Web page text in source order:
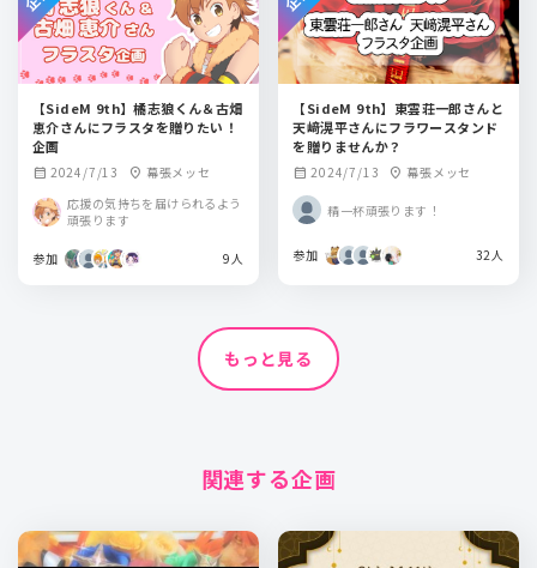
【SideM 9th】橘志狼くん＆古畑
恵介さんにフラスタを贈りたい！
企画
calendar_month 2024/7/13 location_on 幕張メッセ
応援の気持ちを届けられるよう
頑張ります
参加 9人
【SideM 9th】東雲荘一郎さんと
天﨑滉平さんにフラワースタンド
を贈りませんか？
calendar_month 2024/7/13 location_on 幕張メッセ
精一杯頑張ります！
参加 32人
もっと見る
関連する企画